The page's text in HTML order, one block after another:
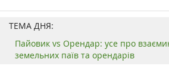
ТЕМА ДНЯ:
Пайовик vs Орендар: усе про
земельних паїв та орендарів